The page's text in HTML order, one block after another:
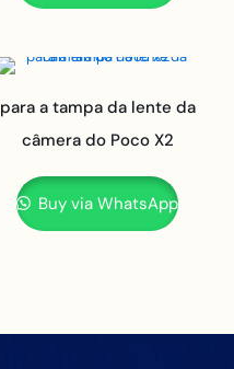
para a tampa da lente da
câmera do Poco X2
Buy via WhatsApp